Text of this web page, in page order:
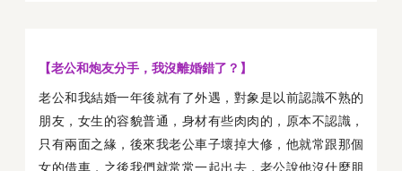
【老公和炮友分手，我沒離婚錯了？】
老公和我結婚一年後就有了外遇，對象是以前認識不熟的
朋友，女生的容貌普通，身材有些肉肉的，原本不認識，
只有兩面之緣，後來我老公車子壞掉大修，他就常跟那個
女的借車，之後我們就常常一起出去，老公說他沒什麼朋